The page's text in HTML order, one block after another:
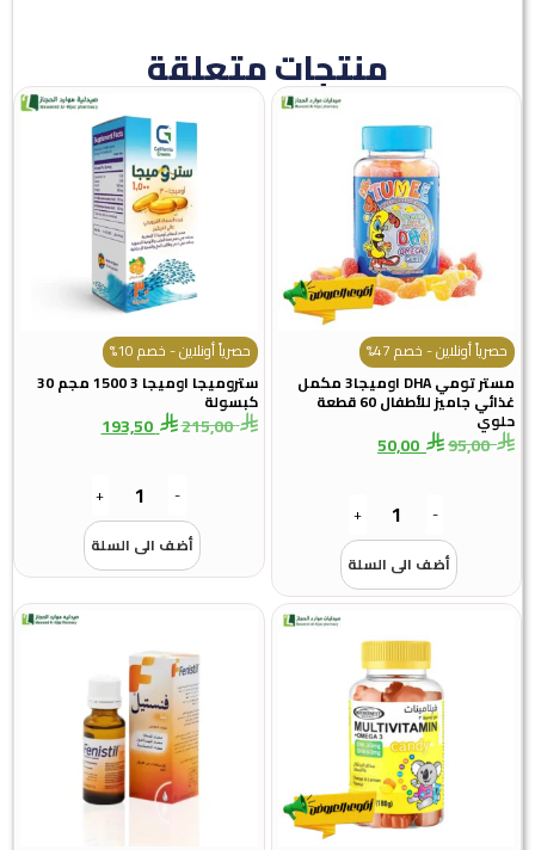
منتجات متعلقة
حصرياً أونلاين - خصم 47%
مستر تومي DHA اوميجا3 مكمل
غذائي جاميز للأطفال 60 قطعة
95,00
50,00
أضف الى السلة
حصرياً أونلاين - خصم 10%
ستروميجا اوميجا 3 1500 مجم 30
كبسولة
215,00
193,50
أضف الى السلة